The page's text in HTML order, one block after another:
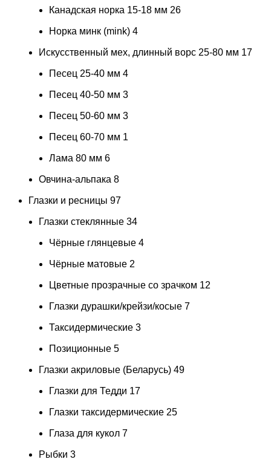
Канадская норка 15-18 мм 26
Норка минк (mink) 4
Искусственный мех, длинный ворс 25-80 мм 17
Песец 25-40 мм 4
Песец 40-50 мм 3
Песец 50-60 мм 3
Песец 60-70 мм 1
Лама 80 мм 6
Овчина-альпака 8
Глазки и ресницы 97
Глазки стеклянные 34
Чёрные глянцевые 4
Чёрные матовые 2
Цветные прозрачные со зрачком 12
Глазки дурашки/крейзи/косые 7
Таксидермические 3
Позиционные 5
Глазки акриловые (Беларусь) 49
Глазки для Тедди 17
Глазки таксидермические 25
Глаза для кукол 7
Рыбки 3